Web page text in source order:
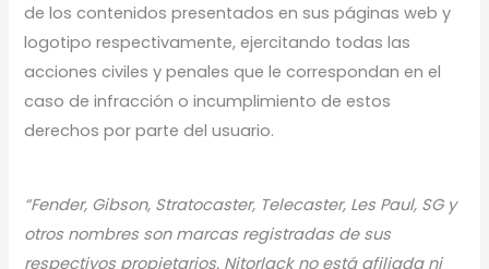
de los contenidos presentados en sus páginas web y
logotipo respectivamente, ejercitando todas las
acciones civiles y penales que le correspondan en el
caso de infracción o incumplimiento de estos
derechos por parte del usuario.
“Fender, Gibson, Stratocaster, Telecaster, Les Paul, SG y
otros nombres son marcas registradas de sus
respectivos propietarios. Nitorlack no está afiliada ni